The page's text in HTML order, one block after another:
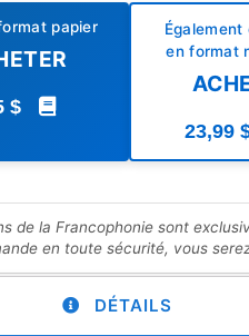
papier
$
Également
en format
23,99
de la Francophonie sont
en toute sécurité, vous
DÉTAILS